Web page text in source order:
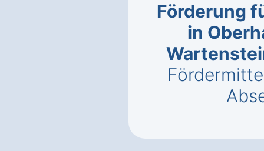
Förderung
in